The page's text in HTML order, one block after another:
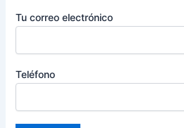
Tu correo electrónico
Teléfono